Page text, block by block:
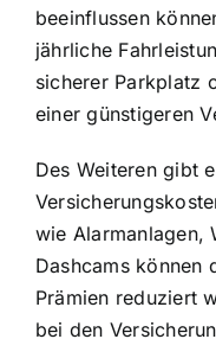
beeinflussen
jährliche
sicherer Parkplatz
einer günstigeren
Des Weiteren gibt
wie Alarmanlagen,
Dashcams können
Prämien reduziert
bei den